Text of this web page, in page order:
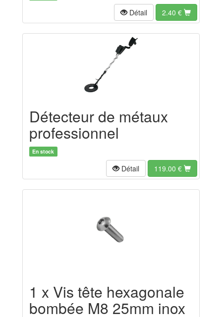
Détail 2.40 €
Détecteur de métaux
professionnel
En stock
Détail 119.00 €
1 x Vis tête hexagonale
bombée M8 25mm inox